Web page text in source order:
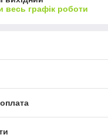
весь графік роботи